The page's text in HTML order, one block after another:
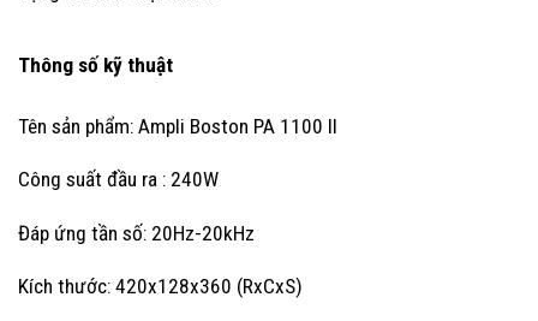
Thông số kỹ thuật
Tên sản phẩm: Ampli Boston PA 1100 II
Công suất đầu ra : 240W
Đáp ứng tần số: 20Hz-20kHz
Kích thước: 420x128x360 (RxCxS)